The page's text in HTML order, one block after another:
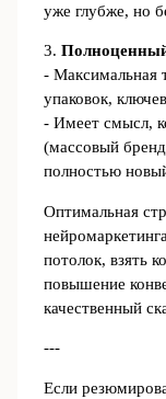
уже глубже, но
3.
- Максимальная
упаковок,
- Имеет смысл,
(массовый
полностью
Оптимальная
потолок, взять
повышение
качественный
---
Если